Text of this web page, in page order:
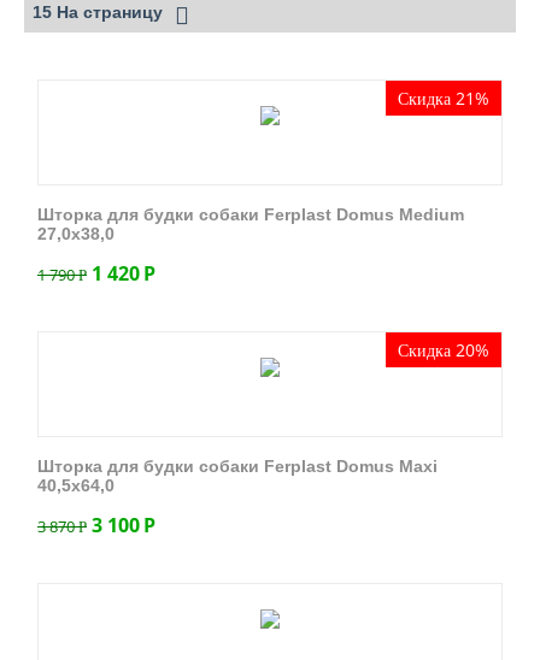
15 На страницу
Скидка 21%
Шторка для будки собаки Ferplast Domus Medium
27,0х38,0
1 790Р 1 420Р
Скидка 20%
Шторка для будки собаки Ferplast Domus Maxi
40,5х64,0
3 870Р 3 100Р